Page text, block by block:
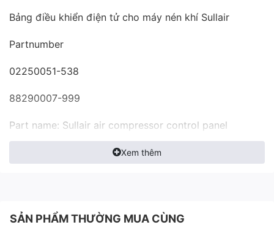
Bảng điều khiển điện tử cho máy nén khí Sullair
Partnumber
02250051-538
88290007-999
Part name: Sullair air compressor control panel
Màn hình điều khiển này chuyên dùng cho máy nén khí
Chức năng chính:
Xem thêm
SẢN PHẨM THƯỜNG MUA CÙNG